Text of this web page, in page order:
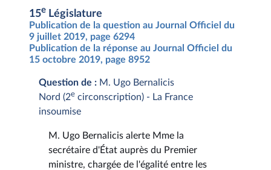
15e Législature
Publication de la question au Journal Officiel du
9 juillet 2019, page 6294
Publication de la réponse au Journal Officiel du
15 octobre 2019, page 8952
Question de : M. Ugo Bernalicis
Nord (2e circonscription) - La France
insoumise
M. Ugo Bernalicis alerte Mme la
secrétaire d'État auprès du Premier
ministre, chargée de l'égalité entre les